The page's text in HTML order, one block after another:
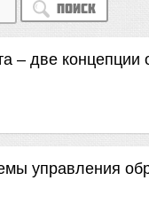
Поиск
– две концепции
управления